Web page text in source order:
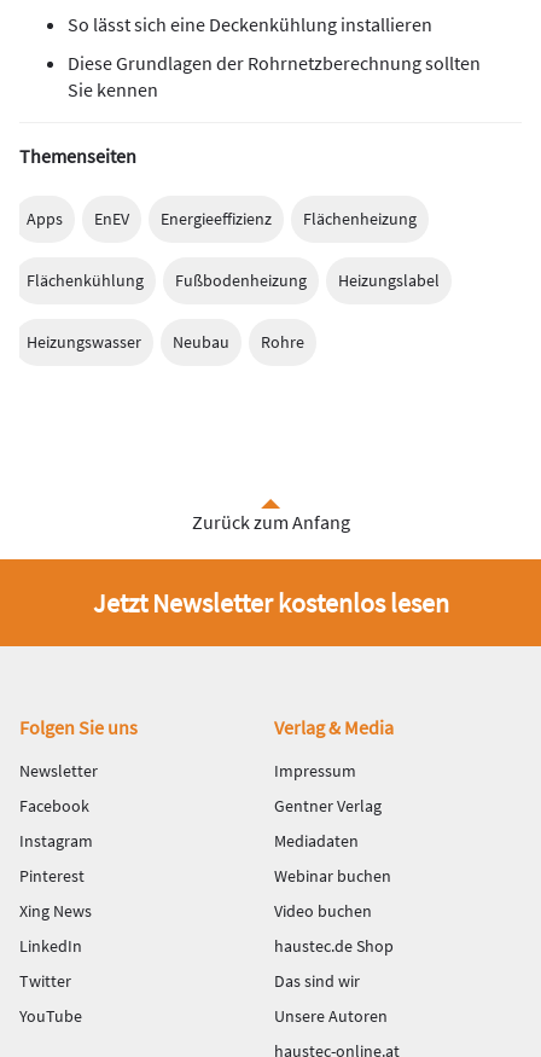
So lässt sich eine Deckenkühlung installieren
Diese Grundlagen der Rohrnetzberechnung sollten
Sie kennen
Themenseiten
Apps EnEV Energieeffizienz Flächenheizung
Flächenkühlung Fußbodenheizung Heizungslabel
Heizungswasser Neubau Rohre
Zurück zum Anfang
Jetzt Newsletter kostenlos lesen
Fußbereich
Folgen Sie uns
Newsletter
Facebook
Instagram
Pinterest
Xing News
LinkedIn
Twitter
YouTube
Verlag & Media
Impressum
Gentner Verlag
Mediadaten
Webinar buchen
Video buchen
haustec.de Shop
Das sind wir
Unsere Autoren
haustec-online.at